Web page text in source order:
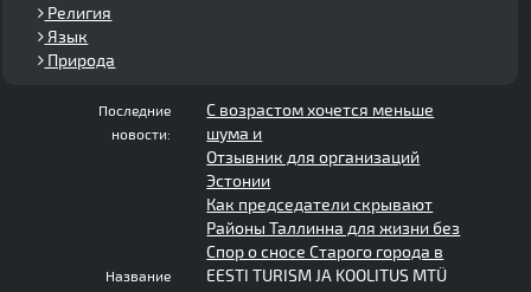
Религия
Язык
Природа
Последние
новости:
С возрастом хочется меньше
шума и
Отзывник для организаций
Эстонии
Как председатели скрывают
Районы Таллинна для жизни без
Спор о сносе Старого города в
Название
EESTI TURISM JA KOOLITUS MTÜ